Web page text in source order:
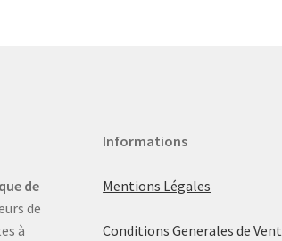
de
de
à
Informations
Mentions Légales
Conditions Generales de